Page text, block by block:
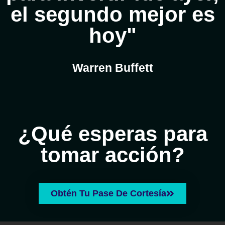
el segundo mejor es
hoy"
Warren Buffett
¿Qué esperas para
tomar acción?
Obtén Tu Pase De Cortesía